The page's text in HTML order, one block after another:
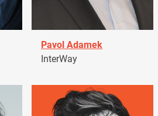
Pavol Adamek
InterWay